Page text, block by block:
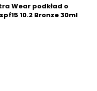
Wear podkład o
10.2 Bronze 30ml